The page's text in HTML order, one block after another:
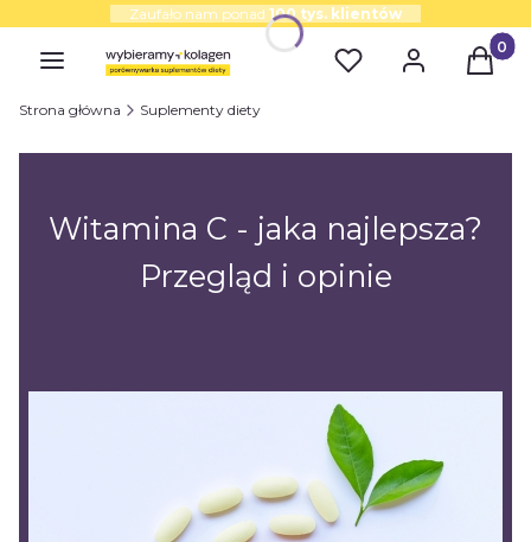
Zaufało nam ponad 100 tys. klientów
Strona główna Suplementy diety
Witamina C - jaka najlepsza?
Przegląd i opinie